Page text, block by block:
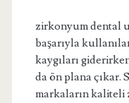
zirkonyum dental
başarıyla
kaygıları
da ön plana
markaların